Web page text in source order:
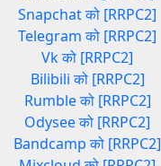
Snapchat को [RRPC2]
Telegram को [RRPC2]
Vk को [RRPC2]
Bilibili को [RRPC2]
Rumble को [RRPC2]
Odysee को [RRPC2]
Bandcamp को [RRPC2]